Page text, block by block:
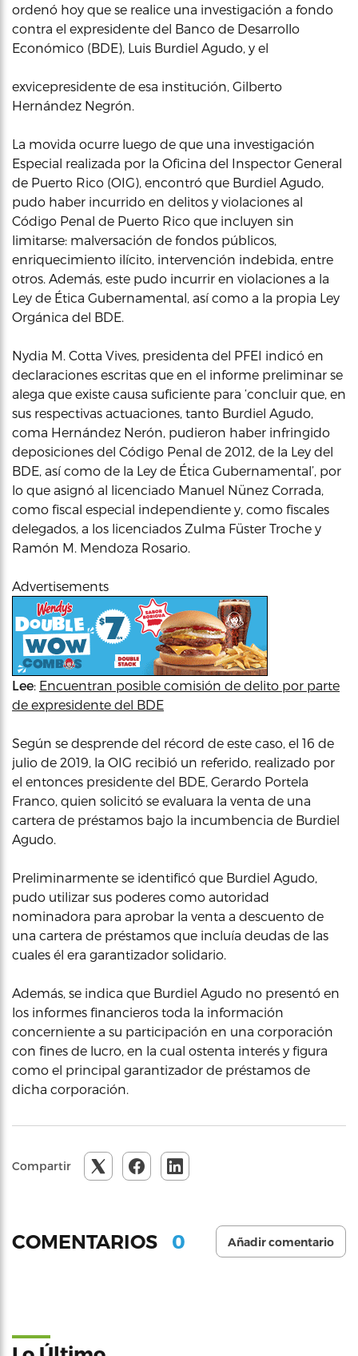
ordenó hoy que se realice una investigación a fondo
contra el expresidente del Banco de Desarrollo
Económico (BDE), Luis Burdiel Agudo, y el
exvicepresidente de esa institución, Gilberto
Hernández Negrón.
La movida ocurre luego de que una investigación
Especial realizada por la Oficina del Inspector General
de Puerto Rico (OIG), encontró que Burdiel Agudo,
pudo haber incurrido en delitos y violaciones al
Código Penal de Puerto Rico que incluyen sin
limitarse: malversación de fondos públicos,
enriquecimiento ilícito, intervención indebida, entre
otros. Además, este pudo incurrir en violaciones a la
Ley de Ética Gubernamental, así como a la propia Ley
Orgánica del BDE.
Nydia M. Cotta Vives, presidenta del PFEI indicó en
declaraciones escritas que en el informe preliminar se
alega que existe causa suficiente para ‘concluir que, en
sus respectivas actuaciones, tanto Burdiel Agudo,
coma Hernández Nerón, pudieron haber infringido
deposiciones del Código Penal de 2012, de la Ley del
BDE, así como de la Ley de Ética Gubernamental’, por
lo que asignó al licenciado Manuel Nünez Corrada,
como fiscal especial independiente y, como fiscales
delegados, a los licenciados Zulma Füster Troche y
Ramón M. Mendoza Rosario.
Advertisements
Lee: Encuentran posible comisión de delito por parte
de expresidente del BDE
Según se desprende del récord de este caso, el 16 de
julio de 2019, la OIG recibió un referido, realizado por
el entonces presidente del BDE, Gerardo Portela
Franco, quien solicitó se evaluara la venta de una
cartera de préstamos bajo la incumbencia de Burdiel
Agudo.
Preliminarmente se identificó que Burdiel Agudo,
pudo utilizar sus poderes como autoridad
nominadora para aprobar la venta a descuento de
una cartera de préstamos que incluía deudas de las
cuales él era garantizador solidario.
Además, se indica que Burdiel Agudo no presentó en
los informes financieros toda la información
concerniente a su participación en una corporación
con fines de lucro, en la cual ostenta interés y figura
como el principal garantizador de préstamos de
dicha corporación.
Compartir
COMENTARIOS 0 Añadir comentario